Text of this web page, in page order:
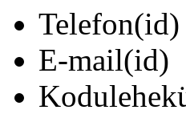
Telefon(id)
E-mail(id)